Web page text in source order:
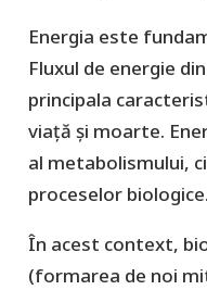
Energia este
Fluxul de energie
principala
viață și moarte.
al metabolismului,
proceselor biologice.
În acest context,
(formarea de noi